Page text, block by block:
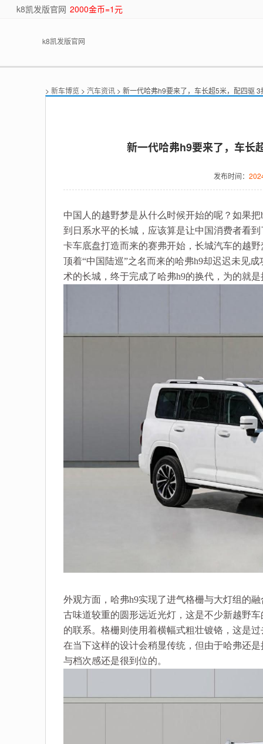
k8凯发版官网 2000金币=1元
k8凯发版官网
> 新车博览 > 汽车资讯 > 新一代哈弗h9要来了，车长超5米，配四驱
新一代哈弗h9要来了，车长
发布时间：
中国人的越野梦是从什么时候开始的呢？如果
到日系水平的长城，应该算是让中国消费者看
卡车底盘打造而来的赛弗开始，长城汽车的越
顶着“中国陆巡”之名而来的哈弗h9却迟迟未见
术的长城，终于完成了哈弗h9的换代，为的就
外观方面，哈弗h9实现了进气格栅与大灯组的
古味道较重的圆形远近光灯，这是不少新越野
的联系。格栅则使用着横幅式粗壮镀铬，这是
在当下这样的设计会稍显传统，但由于哈弗还
与档次感还是很到位的。